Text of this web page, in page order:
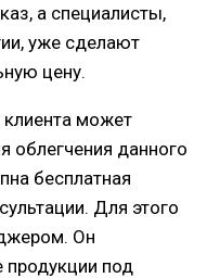
а специалисты,
уже сделают
цену.
может
облегчения данного
бесплатная
Для этого
Он
под